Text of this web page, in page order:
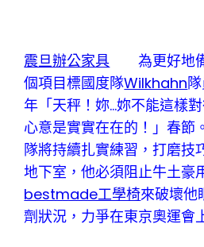
震旦辦公家具 為更好地備
個項目標國度隊Wilkhahn
年「天秤！妳…妳不能這樣
心意是實實在在的！」春節
隊將持續扎實練習，打磨技
地下室，他必須阻止牛土豪
bestmade工學椅來破壞他
劑狀況，力爭在東京奧運會